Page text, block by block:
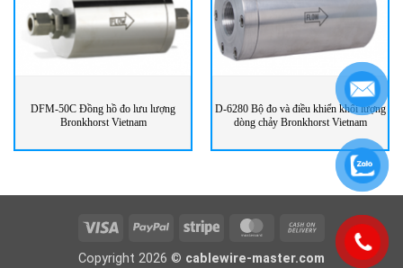
DFM-50C Đồng hồ đo lưu lượng
Bronkhorst Vietnam
D-6280 Bộ đo và điều khiển khối lượng
dòng chảy Bronkhorst Vietnam
Visa PayPal Stripe MasterCardCash
Copyright 2026 © cablewire-master.com